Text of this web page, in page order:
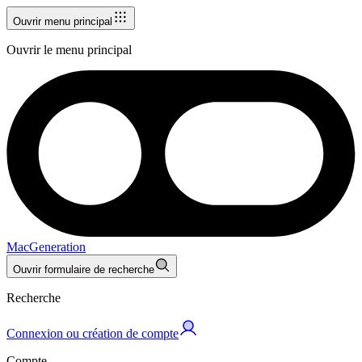
Ouvrir menu principal
Ouvrir le menu principal
MacGeneration
Ouvrir formulaire de recherche
Recherche
Connexion ou création de compte